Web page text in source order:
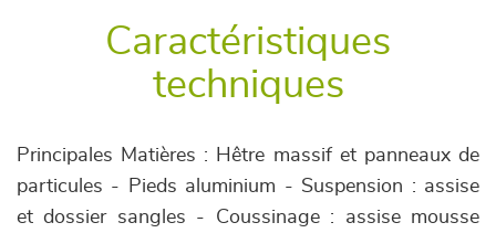
Caractéristiques
techniques
Principales Matières : Hêtre massif et panneaux de
particules - Pieds aluminium - Suspension : assise
et dossier sangles - Coussinage : assise mousse